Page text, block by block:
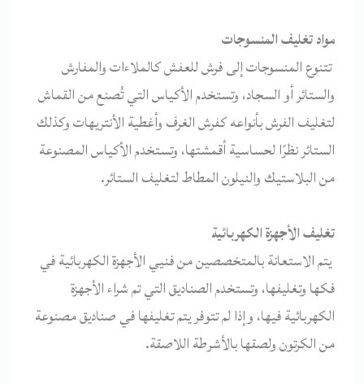
مواد تغليف المنسوجات
تتنوع المنسوجات إلى فرش للعفش كالملاءات والمفارش
والستائر أو السجاد، وتستخدم الأكياس التي تُصنع من القماش
لتغليف الفرش بأنواعه كفرش الغرف وأغطية الأنتريهات وكذلك
الستائر نظرًا لحساسية أقمشتها، وتستخدم الأكياس المصنوعة
من البلاستيك والنيلون المطاط لتغليف الستائر.
تغليف الأجهزة الكهربائية
يتم الاستعانة بالمتخصصين من فنيي الأجهزة الكهربائية في
فكها وتغليفها، وتستخدم الصناديق التي تم شراء الأجهزة
الكهربائية فيها، وإذا لم تتوفر يتم تغليفها في صناديق مصنوعة
من الكرتون ولصقها بالأشرطة اللاصقة.